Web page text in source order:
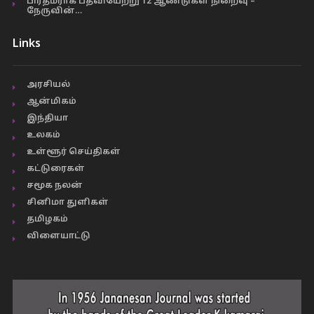
நேருவின்…
Links
அரசியல்
ஆன்மிகம்
இந்தியா
உலகம்
உள்ளூர் செய்திகள்
கட்டுரைகள்
சமூக நலன்
சினிமா துளிகள்
தமிழகம்
விளையாட்டு